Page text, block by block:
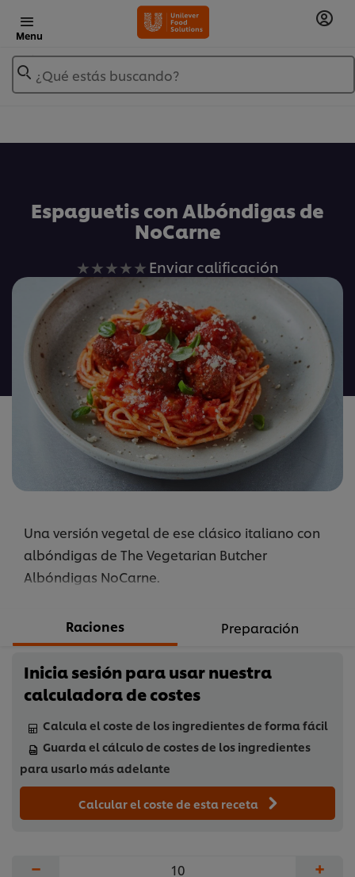
Menu
¿Qué estás buscando?
Espaguetis con Albóndigas de
NoCarne
No
han
enviado
calificaciones
para
este
recipe
Enviar calificación
Una versión vegetal de ese clásico italiano con
albóndigas de The Vegetarian Butcher
Albóndigas NoCarne.
Raciones Preparación
Inicia sesión para usar nuestra
calculadora de costes
Calcula el coste de los ingredientes de forma fácil
Guarda el cálculo de costes de los ingredientes
para usarlo más adelante
Calcular el coste de esta receta
− +